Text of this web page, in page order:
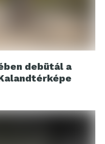
debütál a